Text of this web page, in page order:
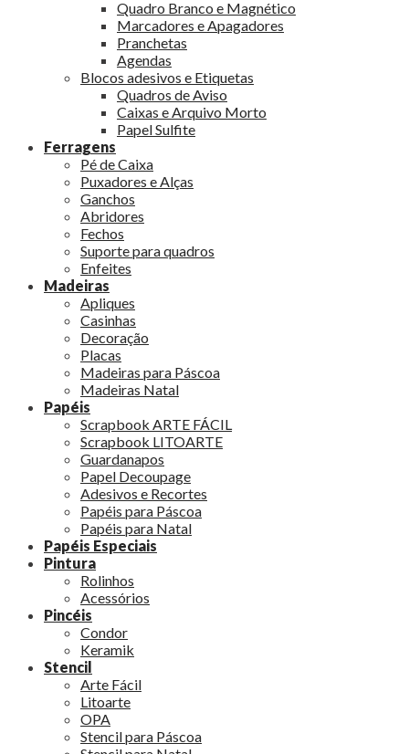
Quadro Branco e Magnético
Marcadores e Apagadores
Pranchetas
Agendas
Blocos adesivos e Etiquetas
Quadros de Aviso
Caixas e Arquivo Morto
Papel Sulfite
Ferragens
Pé de Caixa
Puxadores e Alças
Ganchos
Abridores
Fechos
Suporte para quadros
Enfeites
Madeiras
Apliques
Casinhas
Decoração
Placas
Madeiras para Páscoa
Madeiras Natal
Papéis
Scrapbook ARTE FÁCIL
Scrapbook LITOARTE
Guardanapos
Papel Decoupage
Adesivos e Recortes
Papéis para Páscoa
Papéis para Natal
Papéis Especiais
Pintura
Rolinhos
Acessórios
Pincéis
Condor
Keramik
Stencil
Arte Fácil
Litoarte
OPA
Stencil para Páscoa